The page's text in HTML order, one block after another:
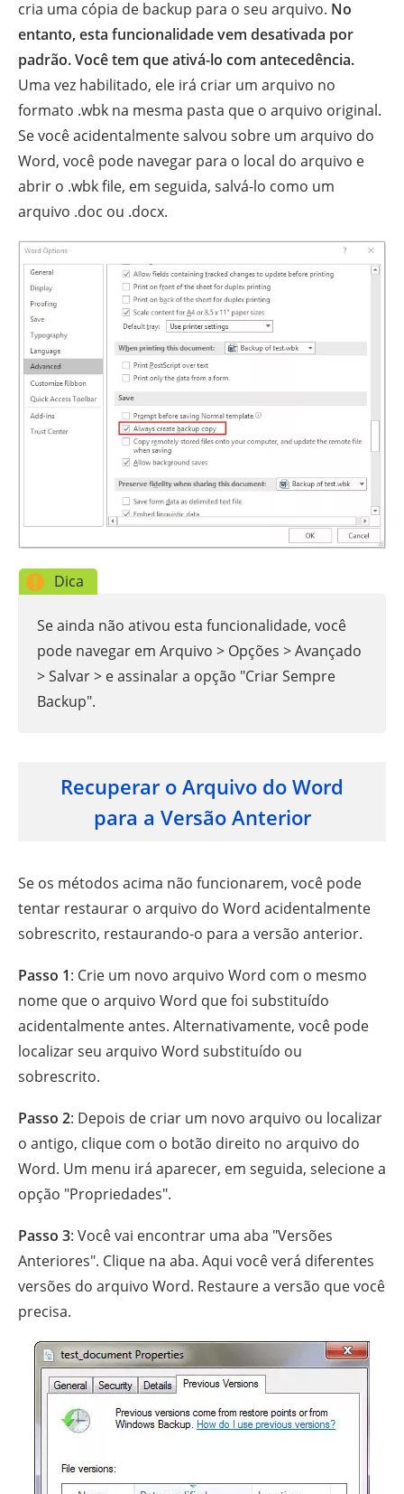
cria uma cópia de backup para o seu arquivo. No
entanto, esta funcionalidade vem desativada por
padrão. Você tem que ativá-lo com antecedência.
Uma vez habilitado, ele irá criar um arquivo no
formato .wbk na mesma pasta que o arquivo original.
Se você acidentalmente salvou sobre um arquivo do
Word, você pode navegar para o local do arquivo e
abrir o .wbk file, em seguida, salvá-lo como um
arquivo .doc ou .docx.
Dica
Se ainda não ativou esta funcionalidade, você
pode navegar em Arquivo > Opções > Avançado
> Salvar > e assinalar a opção "Criar Sempre
Backup".
Recuperar o Arquivo do Word
para a Versão Anterior
Se os métodos acima não funcionarem, você pode
tentar restaurar o arquivo do Word acidentalmente
sobrescrito, restaurando-o para a versão anterior.
Passo 1: Crie um novo arquivo Word com o mesmo
nome que o arquivo Word que foi substituído
acidentalmente antes. Alternativamente, você pode
localizar seu arquivo Word substituído ou
sobrescrito.
Passo 2: Depois de criar um novo arquivo ou localizar
o antigo, clique com o botão direito no arquivo do
Word. Um menu irá aparecer, em seguida, selecione a
opção "Propriedades".
Passo 3: Você vai encontrar uma aba "Versões
Anteriores". Clique na aba. Aqui você verá diferentes
versões do arquivo Word. Restaure a versão que você
precisa.